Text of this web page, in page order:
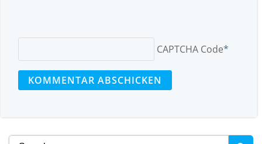
CAPTCHA Code*
Search